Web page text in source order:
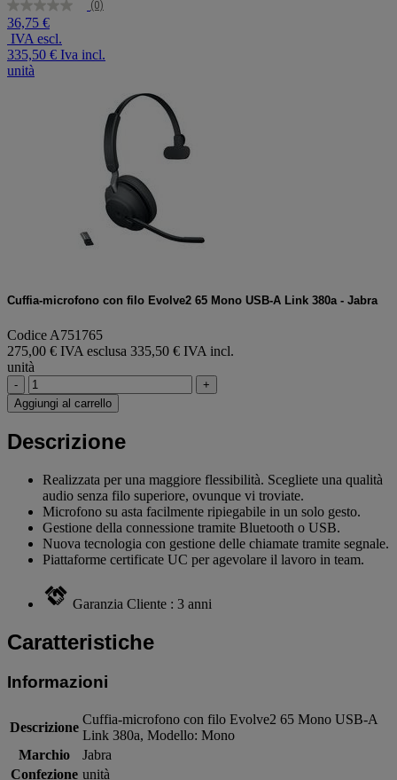
Nessuna
valutazione
Stesso
link
alla
(0)
36,75 €
IVA escl.
335,50 € Iva incl.
unità
Cuffia-microfono con filo Evolve2 65 Mono USB-A Link 380a - Jabra
Codice A751765
275,00 € IVA esclusa 335,50 € IVA incl.
unità
-
+
Aggiungi al carrello
Descrizione
Realizzata per una maggiore flessibilità. Scegliete una qualità
audio senza filo superiore, ovunque vi troviate.
Microfono su asta facilmente ripiegabile in un solo gesto.
Gestione della connessione tramite Bluetooth o USB.
Nuova tecnologia con gestione delle chiamate tramite segnale.
Piattaforme certificate UC per agevolare il lavoro in team.
Garanzia Cliente : 3 anni
Caratteristiche
Informazioni
Descrizione
Cuffia-microfono con filo Evolve2 65 Mono USB-A
Link 380a, Modello: Mono
Marchio
Jabra
Confezione unità